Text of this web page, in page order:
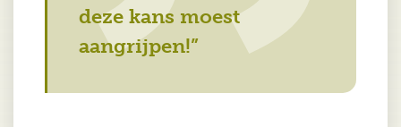
deze kans moest
aangrijpen!”